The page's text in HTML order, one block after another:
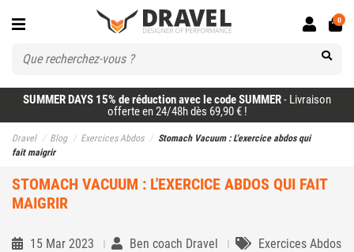
SUMMER DAYS 15% de réduction avec le code SUMMER- Livraison
offerte en 24/48h dès 69,90 € !
0
Dravel Blog Exercices Abdos
Stomach Vacuum : L'exercice abdos qui
fait maigrir
STOMACH VACUUM : L'EXERCICE ABDOS QUI FAIT
MAIGRIR
15 Mar 2023 Ben coach Dravel Exercices Abdos